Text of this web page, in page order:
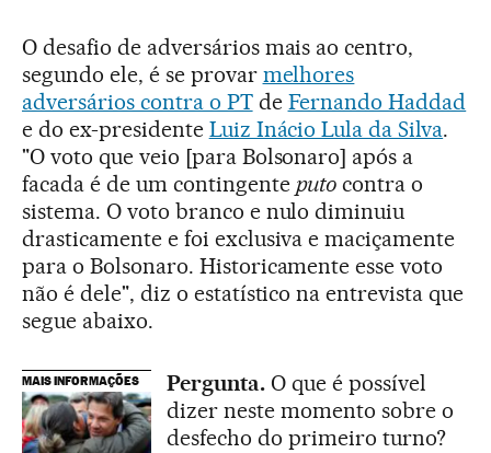
O desafio de adversários mais ao centro,
segundo ele, é se provar melhores
adversários contra o PTde Fernando Haddad
e do ex-presidente Luiz Inácio Lula da Silva.
"O voto que veio [para Bolsonaro] após a
facada é de um contingente puto contra o
sistema. O voto branco e nulo diminuiu
drasticamente e foi exclusiva e maciçamente
para o Bolsonaro. Historicamente esse voto
não é dele", diz o estatístico na entrevista que
segue abaixo.
MAIS INFORMAÇÕES Pergunta.O que é possível
dizer neste momento sobre o
desfecho do primeiro turno?